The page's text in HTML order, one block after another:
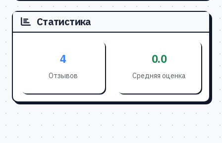
Статистика
4
Отзывов
0.0
Средняя оценка